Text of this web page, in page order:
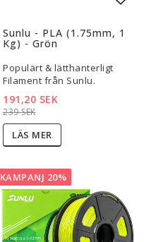
Sunlu - PLA (1.75mm, 1
Kg) - Grön
Populärt & lätthanterligt
Filament från Sunlu.
239 SEK
191,20 SEK
LÄS MER
KAMPANJ 20%